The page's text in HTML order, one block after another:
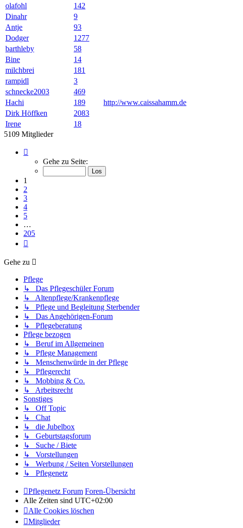
olafohl
142
Dinahr
9
Antje
93
Dodger
1277
barthleby
58
Bine
14
milchbrei
181
rampidl
3
schnecke2003
469
Hachi
189 http://www.caissahamm.de
Dirk Höffken
2083
Irene
18
5109 Mitglieder
von
Gehe zu Seite:
1
2
3
4
5
…
205
Gehe zu
Pflege
↳ Das Pflegeschüler Forum
↳ Altenpflege/Krankenpflege
↳ Pflege und Begleitung Sterbender
↳ Das Angehörigen-Forum
↳ Pflegeberatung
Pflege bezogen
↳ Beruf im Allgemeinen
↳ Pflege Management
↳ Menschenwürde in der Pflege
↳ Pflegerecht
↳ Mobbing & Co.
↳ Arbeitsrecht
Sonstiges
↳ Off Topic
↳ Chat
↳ die Jubelbox
↳ Geburtstagsforum
↳ Suche / Biete
↳ Vorstellungen
↳ Werbung / Seiten Vorstellungen
↳ Pflegenetz
Pflegenetz Forum Foren-Übersicht
Alle Zeiten sind UTC+02:00
Alle Cookies löschen
Mitglieder